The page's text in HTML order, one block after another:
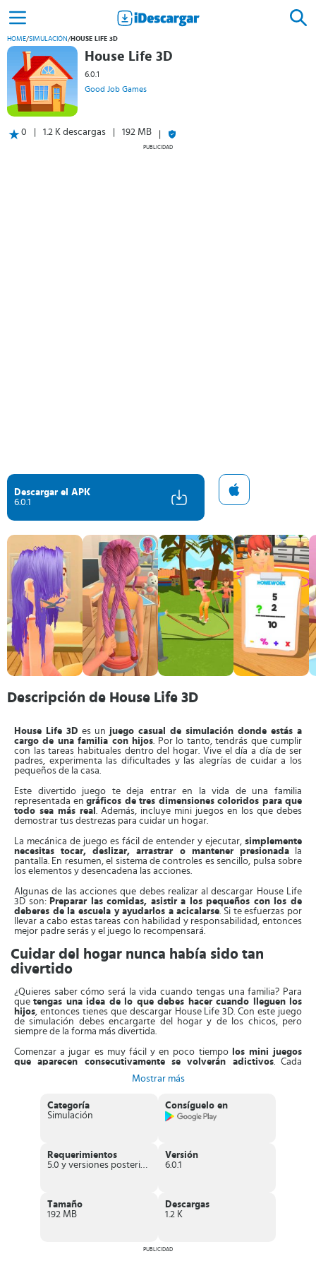
HOME/SIMULACIÓN/ HOUSE LIFE 3D
House Life 3D
6.0.1
Good Job Games
0 1.2 K descargas 192 MB
PUBLICIDAD
Descargar el APK
6.0.1
Descripción de House Life 3D
House Life 3D es un juego casual de simulación donde estás a
cargo de una familia con hijos. Por lo tanto, tendrás que cumplir
con las tareas habituales dentro del hogar. Vive el día a día de ser
padres, experimenta las dificultades y las alegrías de cuidar a los
pequeños de la casa.
Este divertido juego te deja entrar en la vida de una familia
representada en gráficos de tres dimensiones coloridos para que
todo sea más real . Además, incluye mini juegos en los que debes
demostrar tus destrezas para cuidar un hogar.
La mecánica de juego es fácil de entender y ejecutar, simplemente
necesitas tocar, deslizar, arrastrar o mantener presionadala
pantalla. En resumen, el sistema de controles es sencillo, pulsa sobre
los elementos y desencadena las acciones.
Algunas de las acciones que debes realizar al descargar House Life
3D son: Preparar las comidas, asistir a los pequeños con los de
deberes de la escuela y ayudarlos a acicalarse. Si te esfuerzas por
llevar a cabo estas tareas con habilidad y responsabilidad, entonces
mejor padre serás y el juego lo recompensará.
Cuidar del hogar nunca había sido tan
divertido
¿Quieres saber cómo será la vida cuando tengas una familia? Para
quetengas una idea de lo que debes hacer cuando lleguen los
hijos, entonces tienes que descargar House Life 3D. Con este juego
de simulación debes encargarte del hogar y de los chicos, pero
siempre de la forma más divertida.
Comenzar a jugar es muy fácil y en poco tiempo
los mini juegos
que aparecen consecutivamente se volverán adictivos. Cada
cabalidad con lo que se espera de ti durante esa jornada.
Cuidar de los hijos siempre requiere tiempo, dedicación y paciencia.
Esto es precisamente lo que te enseña el juego. Pero, no te asustes
con la avalancha de responsabilidades que se aproximan porque
Por lo tanto,enfrenta los quehaceres de tu nuevo hogar con una
actitud positiva y disfruta cada actividad
durante el día. Por ejemplo: Prepara una deliciosa comida, ayúdalos
Pero esto no es todo, debesapartar tiempo para el
entretenimiento en familia
. Así que juega con ellos baloncesto o
Características de House Life 3D
Mostrar más
Categoría
Simulación
Consíguelo en
Requerimientos
5.0 y versiones posteriores
Versión
6.0.1
Tamaño
192 MB
Descargas
1.2 K
PUBLICIDAD